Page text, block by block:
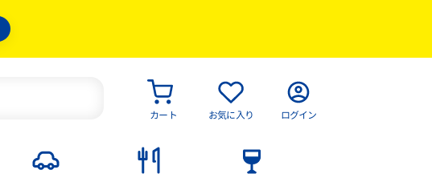
カート お気に入り ログイン